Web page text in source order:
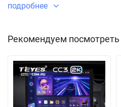
подробнее
Рекомендуем посмотреть